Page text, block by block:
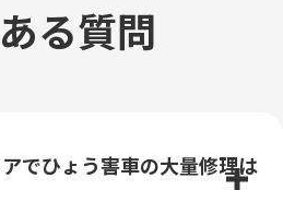
る質問
でひょう害車の大量修理は